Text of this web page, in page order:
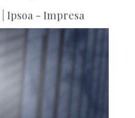
|Ipsoa - Impresa